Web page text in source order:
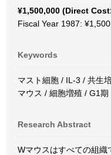
¥1,500,000 (Direct
Fiscal Year 1987:
Keywords
マスト細胞 / IL-3 / 共生
マウス / 細胞増殖 / G1期
Research Abstract
Wマウスはすべての組織